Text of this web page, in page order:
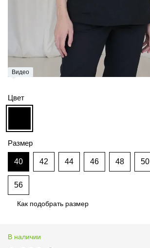
Видео
Цвет
Размер
40 42 44 46 48 50
56
Как подобрать размер
В наличии